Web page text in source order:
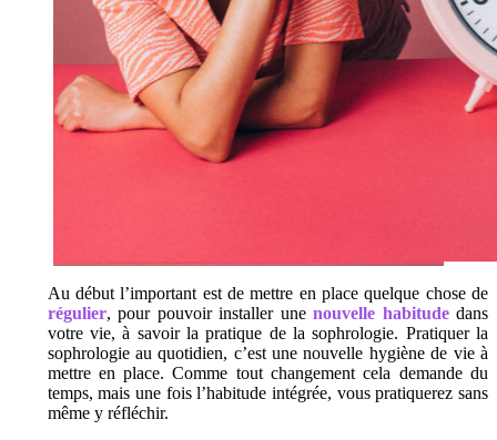
Au début l’important est de mettre en place quelque chose de
régulier, pour pouvoir installer unenouvelle habitudedans
votre vie, à savoir la pratique de la sophrologie. Pratiquer la
sophrologie au quotidien, c’est une nouvelle hygiène de vie à
mettre en place. Comme tout changement cela demande du
temps, mais une fois l’habitude intégrée, vous pratiquerez sans
même y réfléchir.